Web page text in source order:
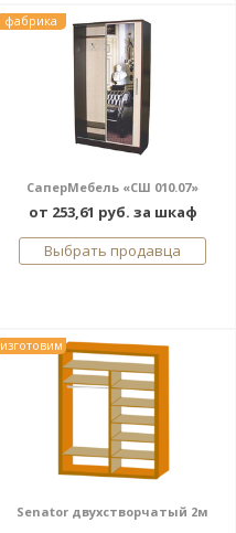
фабрика
СаперМебель «СШ 010.07»
от 253,61 руб. за шкаф
Выбрать продавца
изготовим
Senator двухстворчатый 2м